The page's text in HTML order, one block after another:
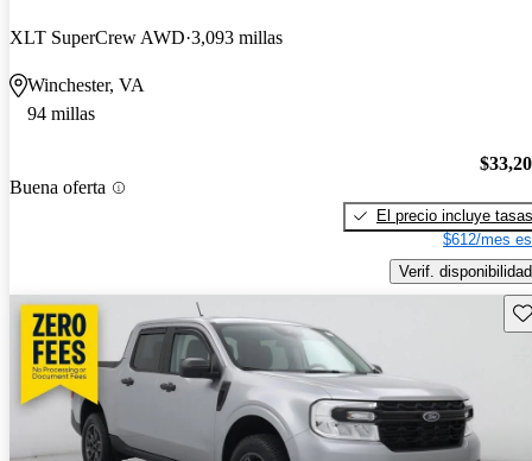
XLT SuperCrew AWD 3,093 millas
Winchester, VA
94 millas
Buena oferta
El precio incluye tasas
$612/mes
Verif. disponibilidad